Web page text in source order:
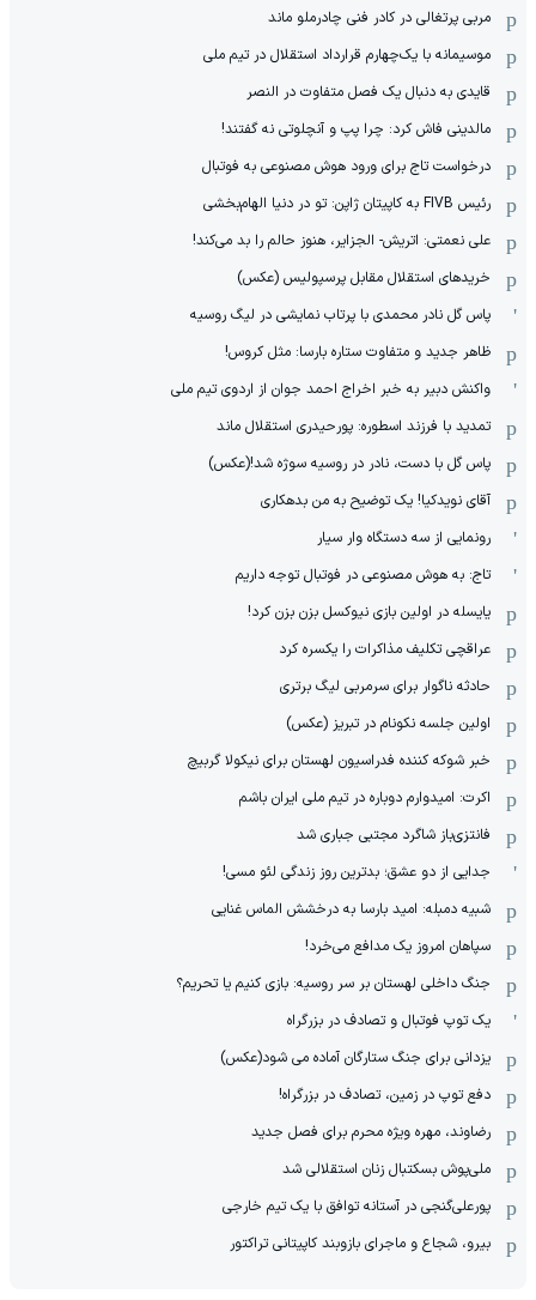
مربی پرتغالی در کادر فنی چادرملو ماند
موسیمانه با یک‌چهارم قرارداد استقلال در تیم ملی
قایدی به دنبال یک فصل متفاوت در النصر
مالدینی فاش کرد: چرا پپ و آنچلوتی نه گفتند!
درخواست تاج برای ورود هوش مصنوعی به فوتبال
رئیس FIVB به کاپیتان ژاپن: تو در دنیا الهام‌بخشی
علی نعمتی: اتریش- الجزایر، هنوز حالم را بد می‌کند!
خریدهای استقلال مقابل پرسپولیس (عکس)
پاس گل نادر محمدی با پرتاب نمایشی در لیگ روسیه
ظاهر جدید و متفاوت ستاره بارسا: مثل کروس!
واکنش دبیر به خبر اخراج احمد جوان از اردوی تیم ملی
تمدید با فرزند اسطوره: پورحیدری استقلال ماند
پاس گل با دست، نادر در روسیه سوژه شد!(عکس)
آقای نویدکیا! یک توضیح به من بدهکاری
رونمایی از سه دستگاه وار سیار
تاج: به هوش مصنوعی در فوتبال توجه داریم
یایسله در اولین بازی نیوکسل بزن بزن کرد!
عراقچی تکلیف مذاکرات را یکسره کرد
حادثه ناگوار برای سرمربی لیگ برتری
اولین جلسه نکونام در تبریز (عکس)
خبر شوکه کننده فدراسیون لهستان برای نیکولا گربیچ
اکرت: امیدوارم دوباره در تیم ملی ایران باشم
فانتزی‌باز شاگرد مجتبی جباری شد
جدایی از دو عشق؛ بدترین روز زندگی لئو مسی!
شبیه دمبله: امید بارسا به درخشش الماس غنایی
سپاهان امروز یک مدافع می‌خرد!
جنگ داخلی لهستان بر سر روسیه: بازی کنیم یا تحریم؟
یک توپ فوتبال و تصادف در بزرگراه
یزدانی برای جنگ ستارگان آماده می شود(عکس)
دفع توپ در زمین، تصادف در بزرگراه!
رضاوند، مهره ویژه محرم برای فصل جدید
ملی‌پوش بسکتبال زنان استقلالی شد
پورعلی‌گنجی در آستانه توافق با یک تیم خارجی
بیرو، شجاع و ماجرای بازوبند کاپیتانی تراکتور